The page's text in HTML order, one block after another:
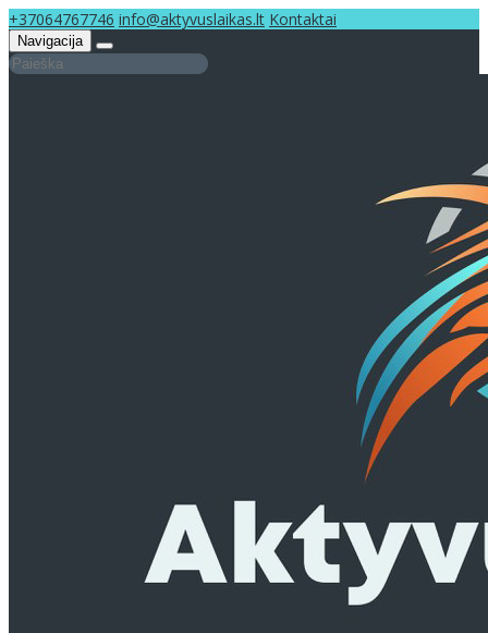
+37064767746 info@aktyvuslaikas.lt Kontaktai
Navigacija